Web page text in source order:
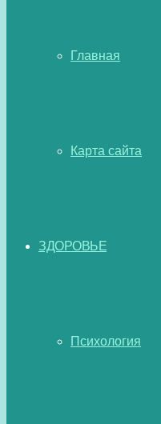
Главная
Карта сайта
ЗДОРОВЬЕ
Психология